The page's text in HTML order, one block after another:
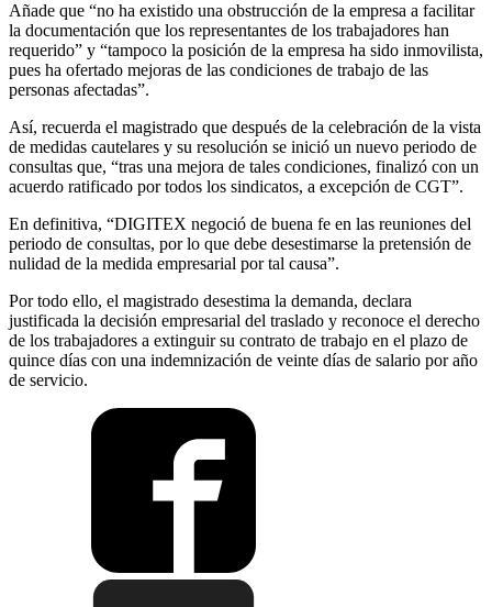
Añade que “no ha existido una obstrucción de la empresa a facilitar
la documentación que los representantes de los trabajadores han
requerido” y “tampoco la posición de la empresa ha sido inmovilista,
pues ha ofertado mejoras de las condiciones de trabajo de las
personas afectadas”.
Así, recuerda el magistrado que después de la celebración de la vista
de medidas cautelares y su resolución se inició un nuevo periodo de
consultas que, “tras una mejora de tales condiciones, finalizó con un
acuerdo ratificado por todos los sindicatos, a excepción de CGT”.
En definitiva, “DIGITEX negoció de buena fe en las reuniones del
periodo de consultas, por lo que debe desestimarse la pretensión de
nulidad de la medida empresarial por tal causa”.
Por todo ello, el magistrado desestima la demanda, declara
justificada la decisión empresarial del traslado y reconoce el derecho
de los trabajadores a extinguir su contrato de trabajo en el plazo de
quince días con una indemnización de veinte días de salario por año
de servicio.